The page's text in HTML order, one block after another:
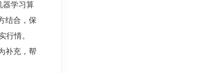
器学习算
结合，保
行情。
补充，帮